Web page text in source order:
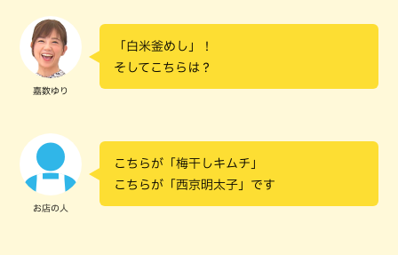
嘉数ゆり
「白米釜めし」！
そしてこちらは？
お店の人
こちらが「梅干しキムチ」
こちらが「西京明太子」です